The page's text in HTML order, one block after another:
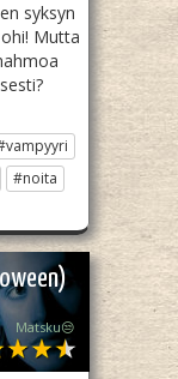
syksyn
Mutta
#noita
Matsku😒